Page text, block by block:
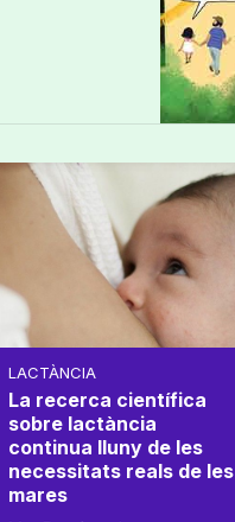
LACTÀNCIA
La recerca científica
sobre lactància
continua lluny de les
necessitats reals de les
mares